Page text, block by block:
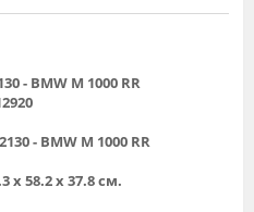
- BMW M 1000 RR
- BMW M 1000 RR
x 58.2 x 37.8 см.